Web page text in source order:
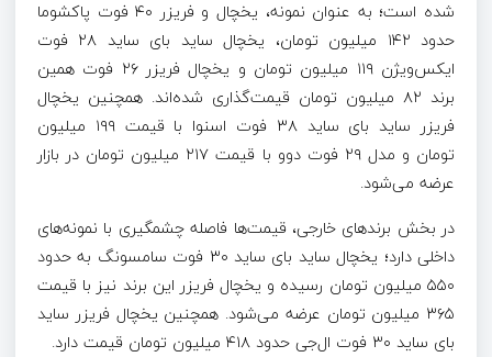
شده است؛ به عنوان نمونه، یخچال و فریزر ۴۰ فوت پاکشوما
حدود ۱۴۲ میلیون تومان، یخچال ساید بای ساید ۲۸ فوت
ایکس‌ویژن ۱۱۹ میلیون تومان و یخچال فریزر ۲۶ فوت همین
برند ۸۲ میلیون تومان قیمت‌گذاری شده‌اند. همچنین یخچال
فریزر ساید بای ساید ۳۸ فوت اسنوا با قیمت ۱۹۹ میلیون
تومان و مدل ۲۹ فوت دوو با قیمت ۲۱۷ میلیون تومان در بازار
عرضه می‌شود.
در بخش برندهای خارجی، قیمت‌ها فاصله چشمگیری با نمونه‌های
داخلی دارد؛ یخچال ساید بای ساید ۳۰ فوت سامسونگ به حدود
۵۵۰ میلیون تومان رسیده و یخچال فریزر این برند نیز با قیمت
۳۶۵ میلیون تومان عرضه می‌شود. همچنین یخچال فریزر ساید
بای ساید ۳۰ فوت ال‌جی حدود ۴۱۸ میلیون تومان قیمت دارد.